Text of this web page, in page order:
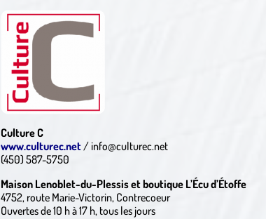
Culture C
www.culturec.net/ info@culturec.net
(450) 587-5750
Maison Lenoblet-du-Plessis et boutique L’Écu d’Étoffe
4752, route Marie-Victorin, Contrecoeur
Ouvertes de 10 h à 17 h, tous les jours